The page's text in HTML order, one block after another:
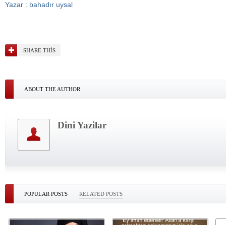
Yazar : bahadır uysal
SHARE THIS
ABOUT THE AUTHOR
Dini Yazilar
POPULAR POSTS RELATED POSTS